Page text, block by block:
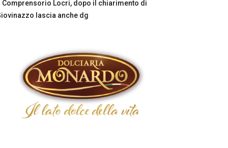
Comprensorio Locri, dopo il chiarimento di
lascia anche dg